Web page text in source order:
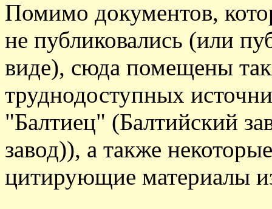
Помимо документов,
не публиковались (или
виде), сюда помещены
труднодоступных
"Балтиец" (Балтийский
завод)), а также
цитирующие материалы